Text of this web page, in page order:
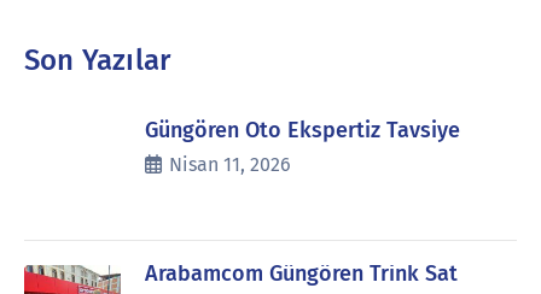
Son Yazılar
Güngören Oto Ekspertiz Tavsiye
Nisan 11, 2026
Arabamcom Güngören Trink Sat